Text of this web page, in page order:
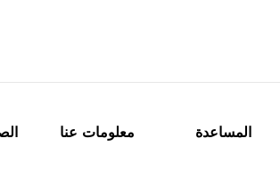
المساعدة معلومات عنا